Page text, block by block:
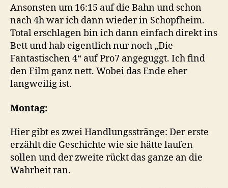
Ansonsten um 16:15 auf die Bahn und schon
nach 4h war ich dann wieder in Schopfheim.
Total erschlagen bin ich dann einfach direkt ins
Bett und hab eigentlich nur noch „Die
Fantastischen 4“ auf Pro7 angeguggt. Ich find
den Film ganz nett. Wobei das Ende eher
langweilig ist.
Montag:
Hier gibt es zwei Handlungsstränge: Der erste
erzählt die Geschichte wie sie hätte laufen
sollen und der zweite rückt das ganze an die
Wahrheit ran.